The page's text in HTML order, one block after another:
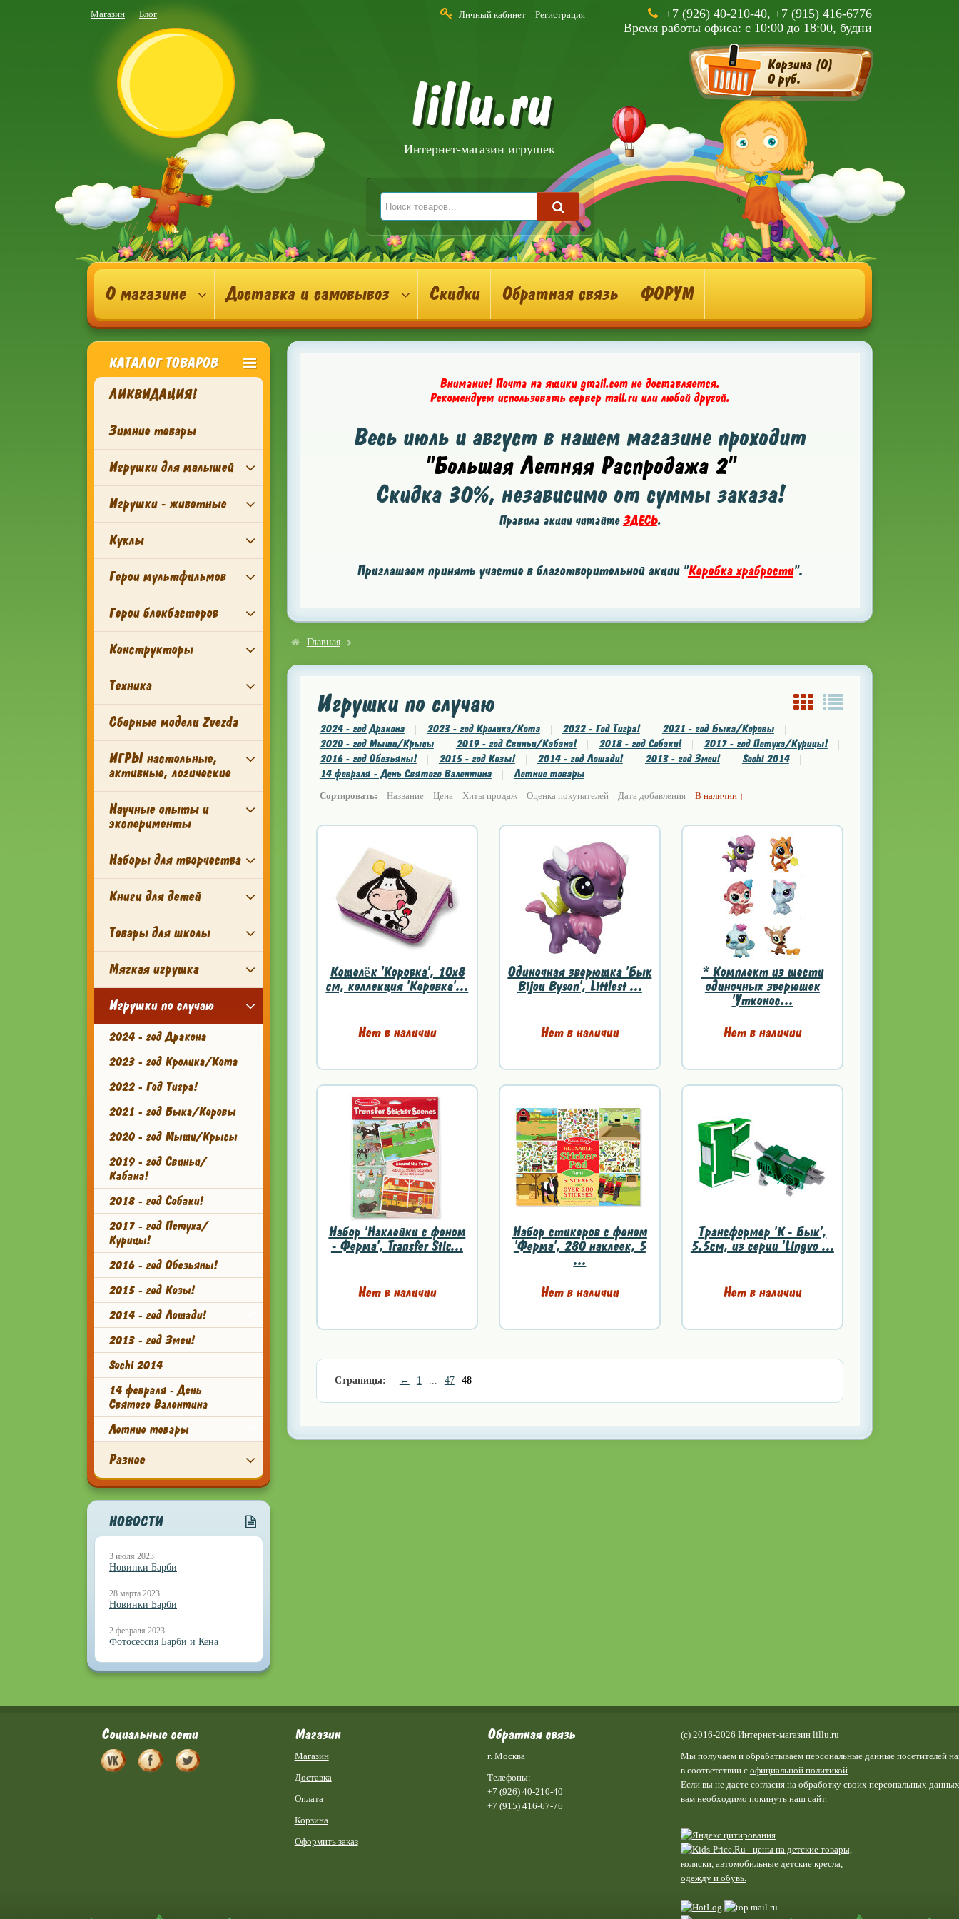
Магазин Блог Личный кабинет Регистрация
+7 (926) 40-210-40, +7 (915) 416-6776
Время работы офиса: с 10:00 до 18:00, будни
lillu.ru
Интернет-магазин игрушек
Корзина (0)
0 руб.
О магазине Доставка и самовывоз Скидки Обратная связь ФОРУМ
КАТАЛОГ ТОВАРОВ
ЛИКВИДАЦИЯ!
Зимние товары
Игрушки для малышей
Игрушки - животные
Куклы
Герои мультфильмов
Герои блокбастеров
Конструкторы
Техника
Сборные модели Zvezda
ИГРЫ настольные,
активные, логические
Научные опыты и
эксперименты
Наборы для творчества
Книги для детей
Товары для школы
Мягкая игрушка
Игрушки по случаю
2024 - год Дракона
2023 - год Кролика/Кота
2022 - Год Тигра!
2021 - год Быка/Коровы
2020 - год Мыши/Крысы
2019 - год Свиньи/
Кабана!
2018 - год Собаки!
2017 - год Петуха/
Курицы!
2016 - год Обезьяны!
2015 - год Козы!
2014 - год Лошади!
2013 - год Змеи!
Sochi 2014
14 февраля - День
Святого Валентина
Летние товары
Разное
НОВОСТИ
3 июля 2023
Новинки Барби
28 марта 2023
Новинки Барби
2 февраля 2023
Фотосессия Барби и Кена
Внимание! Почта на ящики gmail.com не доставляется.
Рекомендуем использовать сервер mail.ru или любой другой.
Весь июль и август в нашем магазине проходит
"Большая Летняя Распродажа 2"
Скидка 30%, независимо от суммы заказа!
Правила акции читайтеЗДЕСЬ.
Приглашаем принять участие в благотворительной акции "Коробка храбрости".
Главная
Игрушки по случаю
2024 - год Дракона 2023 - год Кролика/Кота 2022 - Год Тигра! 2021 - год Быка/Коровы
2020 - год Мыши/Крысы 2019 - год Свиньи/Кабана! 2018 - год Собаки! 2017 - год Петуха/Курицы!
2016 - год Обезьяны! 2015 - год Козы! 2014 - год Лошади! 2013 - год Змеи! Sochi 2014
14 февраля - День Святого Валентина Летние товары
Сортировать: Название Цена Хиты продаж Оценка покупателей Дата добавления В наличии↑
Кошелёк 'Коровка', 10х8
см, коллекция 'Коровка'...
Нет в наличии
Одиночная зверюшка 'Бык
Bijou Byson', Littlest ...
Нет в наличии
* Комплект из шести
одиночных зверюшек
'Утконос...
Нет в наличии
Набор 'Наклейки с фоном
- Ферма', Transfer Stic...
Нет в наличии
Набор стикеров с фоном
'Ферма', 280 наклеек, 5
...
Нет в наличии
Трансформер 'K - Бык',
5.5см, из серии 'Lingvo ...
Нет в наличии
Страницы: ← 1 ... 47 48
Социальные сети Магазин
Магазин
Доставка
Оплата
Корзина
Оформить заказ
Обратная связь
г. Москва
Телефоны:
+7 (926) 40-210-40
+7 (915) 416-67-76
(c) 2016-2026 Интернет-магазин lillu.ru
Мы получаем и обрабатываем персональные данные посетителей
в соответствии с официальной политикой.
Если вы не даете согласия на обработку своих персональных
вам необходимо покинуть наш сайт.